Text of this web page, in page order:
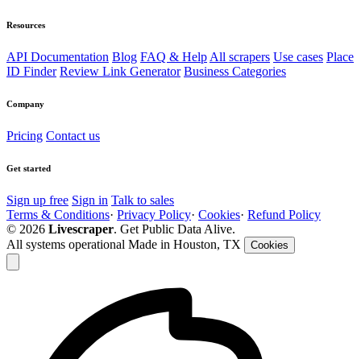
Resources
API Documentation Blog FAQ & Help All scrapers Use cases Place
ID Finder Review Link Generator Business Categories
Company
Pricing Contact us
Get started
Sign up free Sign in Talk to sales
Terms & Conditions· Privacy Policy· Cookies· Refund Policy
© 2026 Livescraper. Get Public Data Alive.
All systems operational Made in Houston, TX Cookies